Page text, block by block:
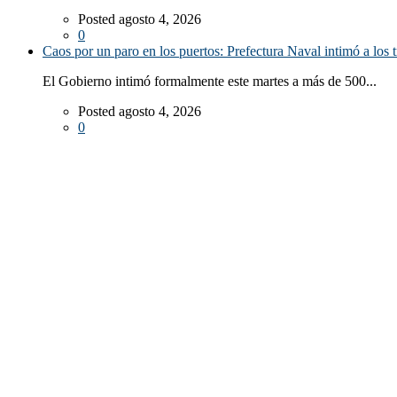
Posted agosto 4, 2026
0
Caos por un paro en los puertos: Prefectura Naval intimó a los
El Gobierno intimó formalmente este martes a más de 500...
Posted agosto 4, 2026
0